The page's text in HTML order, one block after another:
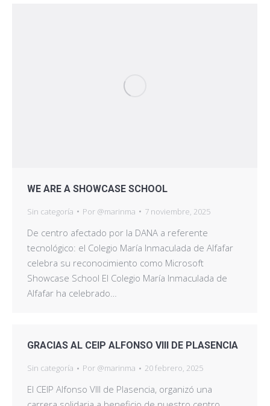
WE ARE A SHOWCASE SCHOOL
Sin categoría Por @marinma 7 noviembre, 2025
De centro afectado por la DANA a referente
tecnológico: el Colegio María Inmaculada de Alfafar
celebra su reconocimiento como Microsoft
Showcase School El Colegio María Inmaculada de
Alfafar ha celebrado…
GRACIAS AL CEIP ALFONSO VIII DE PLASENCIA
Sin categoría Por @marinma 20 febrero, 2025
El CEIP Alfonso VIII de Plasencia, organizó una